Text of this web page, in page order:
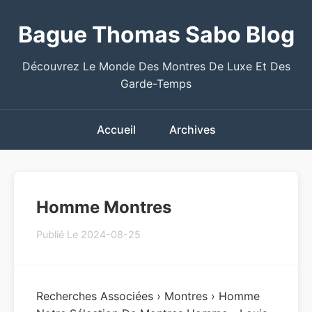
Bague Thomas Sabo Blog
Découvrez Le Monde Des Montres De Luxe Et Des
Garde-Temps
Accueil Archives
Homme Montres
Publié Le 2024-08-25
Recherches Associées › Montres › Homme